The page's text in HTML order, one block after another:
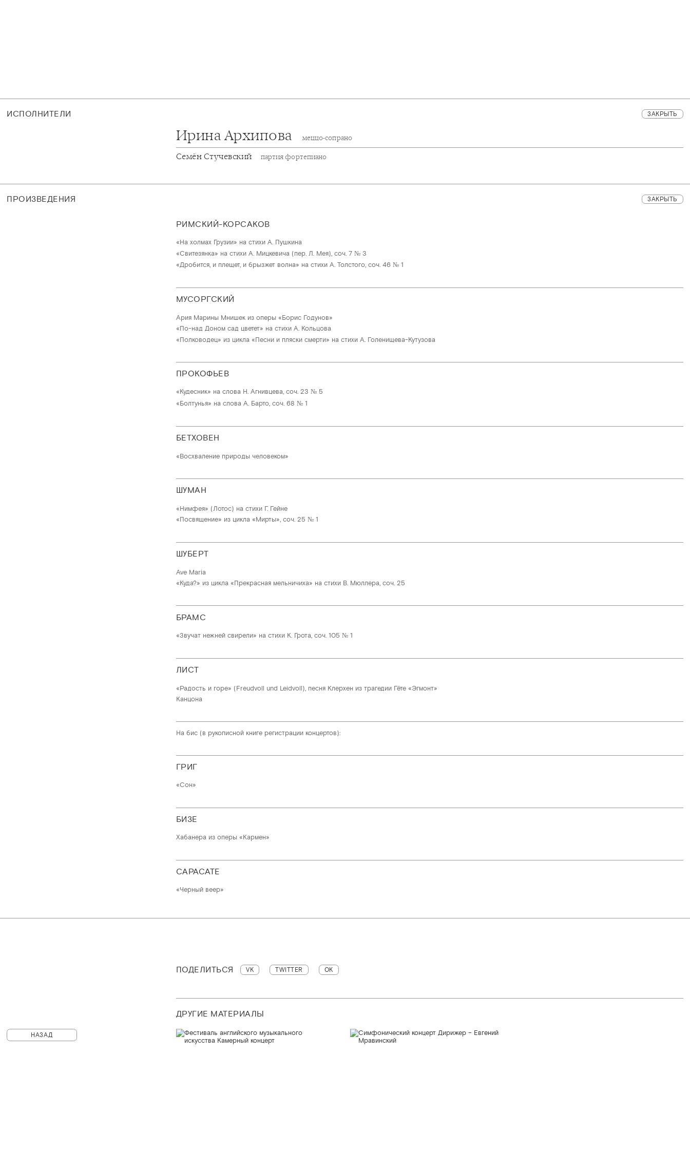
ИСПОЛНИТЕЛИ ЗАКРЫТЬ
Ирина Архипова меццо-сопрано
Семён Стучевский партия фортепиано
ПРОИЗВЕДЕНИЯ ЗАКРЫТЬ
РИМСКИЙ-КОРСАКОВ
«На холмах Грузии» на стихи А. Пушкина
«Свитезянка» на стихи А. Мицкевича (пер. Л. Мея), соч. 7 № 3
«Дробится, и плещет, и брызжет волна» на стихи А. Толстого, соч. 46 № 1
МУСОРГСКИЙ
Ария Марины Мнишек из оперы «Борис Годунов»
«По-над Доном сад цветет» на стихи А. Кольцова
«Полководец» из цикла «Песни и пляски смерти» на стихи А. Голенищева-Кутузова
ПРОКОФЬЕВ
«Кудесник» на слова Н. Агнивцева, соч. 23 № 5
«Болтунья» на слова А. Барто, соч. 68 № 1
БЕТХОВЕН
«Восхваление природы человеком»
ШУМАН
«Нимфея» (Лотос) на стихи Г. Гейне
«Посвящение» из цикла «Мирты», соч. 25 № 1
ШУБЕРТ
Ave Maria
«Куда?» из цикла «Прекрасная мельничиха» на стихи В. Мюллера, соч. 25
БРАМС
«Звучат нежней свирели» на стихи К. Грота, соч. 105 № 1
ЛИСТ
«Радость и горе» (Freudvoll und Leidvoll), песня Клерхен из трагедии Гёте «Эгмонт»
Канцона
На бис (в рукописной книге регистрации концертов):
ГРИГ
«Сон»
БИЗЕ
Хабанера из оперы «Кармен»
САРАСАТЕ
«Черный веер»
ПОДЕЛИТЬСЯ VK TWITTER OK
ДРУГИЕ МАТЕРИАЛЫ
НАЗАД